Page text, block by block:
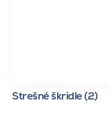
Strešné škridle (2)